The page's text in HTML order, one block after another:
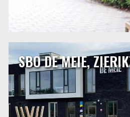
SBO DE MEIE,
De Meie is een speciale
onze school vangen wij kinderen
op de gewone basisschool.
individueel programma en
“gewone” basisschool ook
zijn wij niet anders dan